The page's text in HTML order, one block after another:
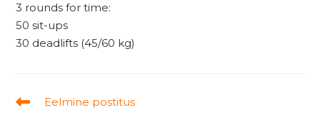
3 rounds for time:
50 sit-ups
30 deadlifts (45/60 kg)
Read
Eelmine postitus